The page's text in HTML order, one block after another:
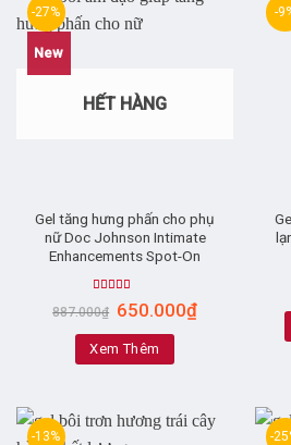
-27%
New
HẾT HÀNG
Gel tăng hưng phấn cho phụ
nữ Doc Johnson Intimate
Enhancements Spot-On
Rated5.00
out of 5
887.000₫ 650.000₫
Xem Thêm
-
-13% -